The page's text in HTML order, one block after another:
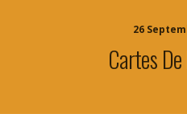
26
Cartes